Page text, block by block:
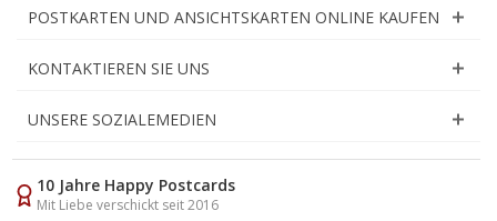
POSTKARTEN UND ANSICHTSKARTEN ONLINE KAUFEN
KONTAKTIEREN SIE UNS
UNSERE SOZIALEMEDIEN
10 Jahre Happy Postcards
Mit Liebe verschickt seit 2016